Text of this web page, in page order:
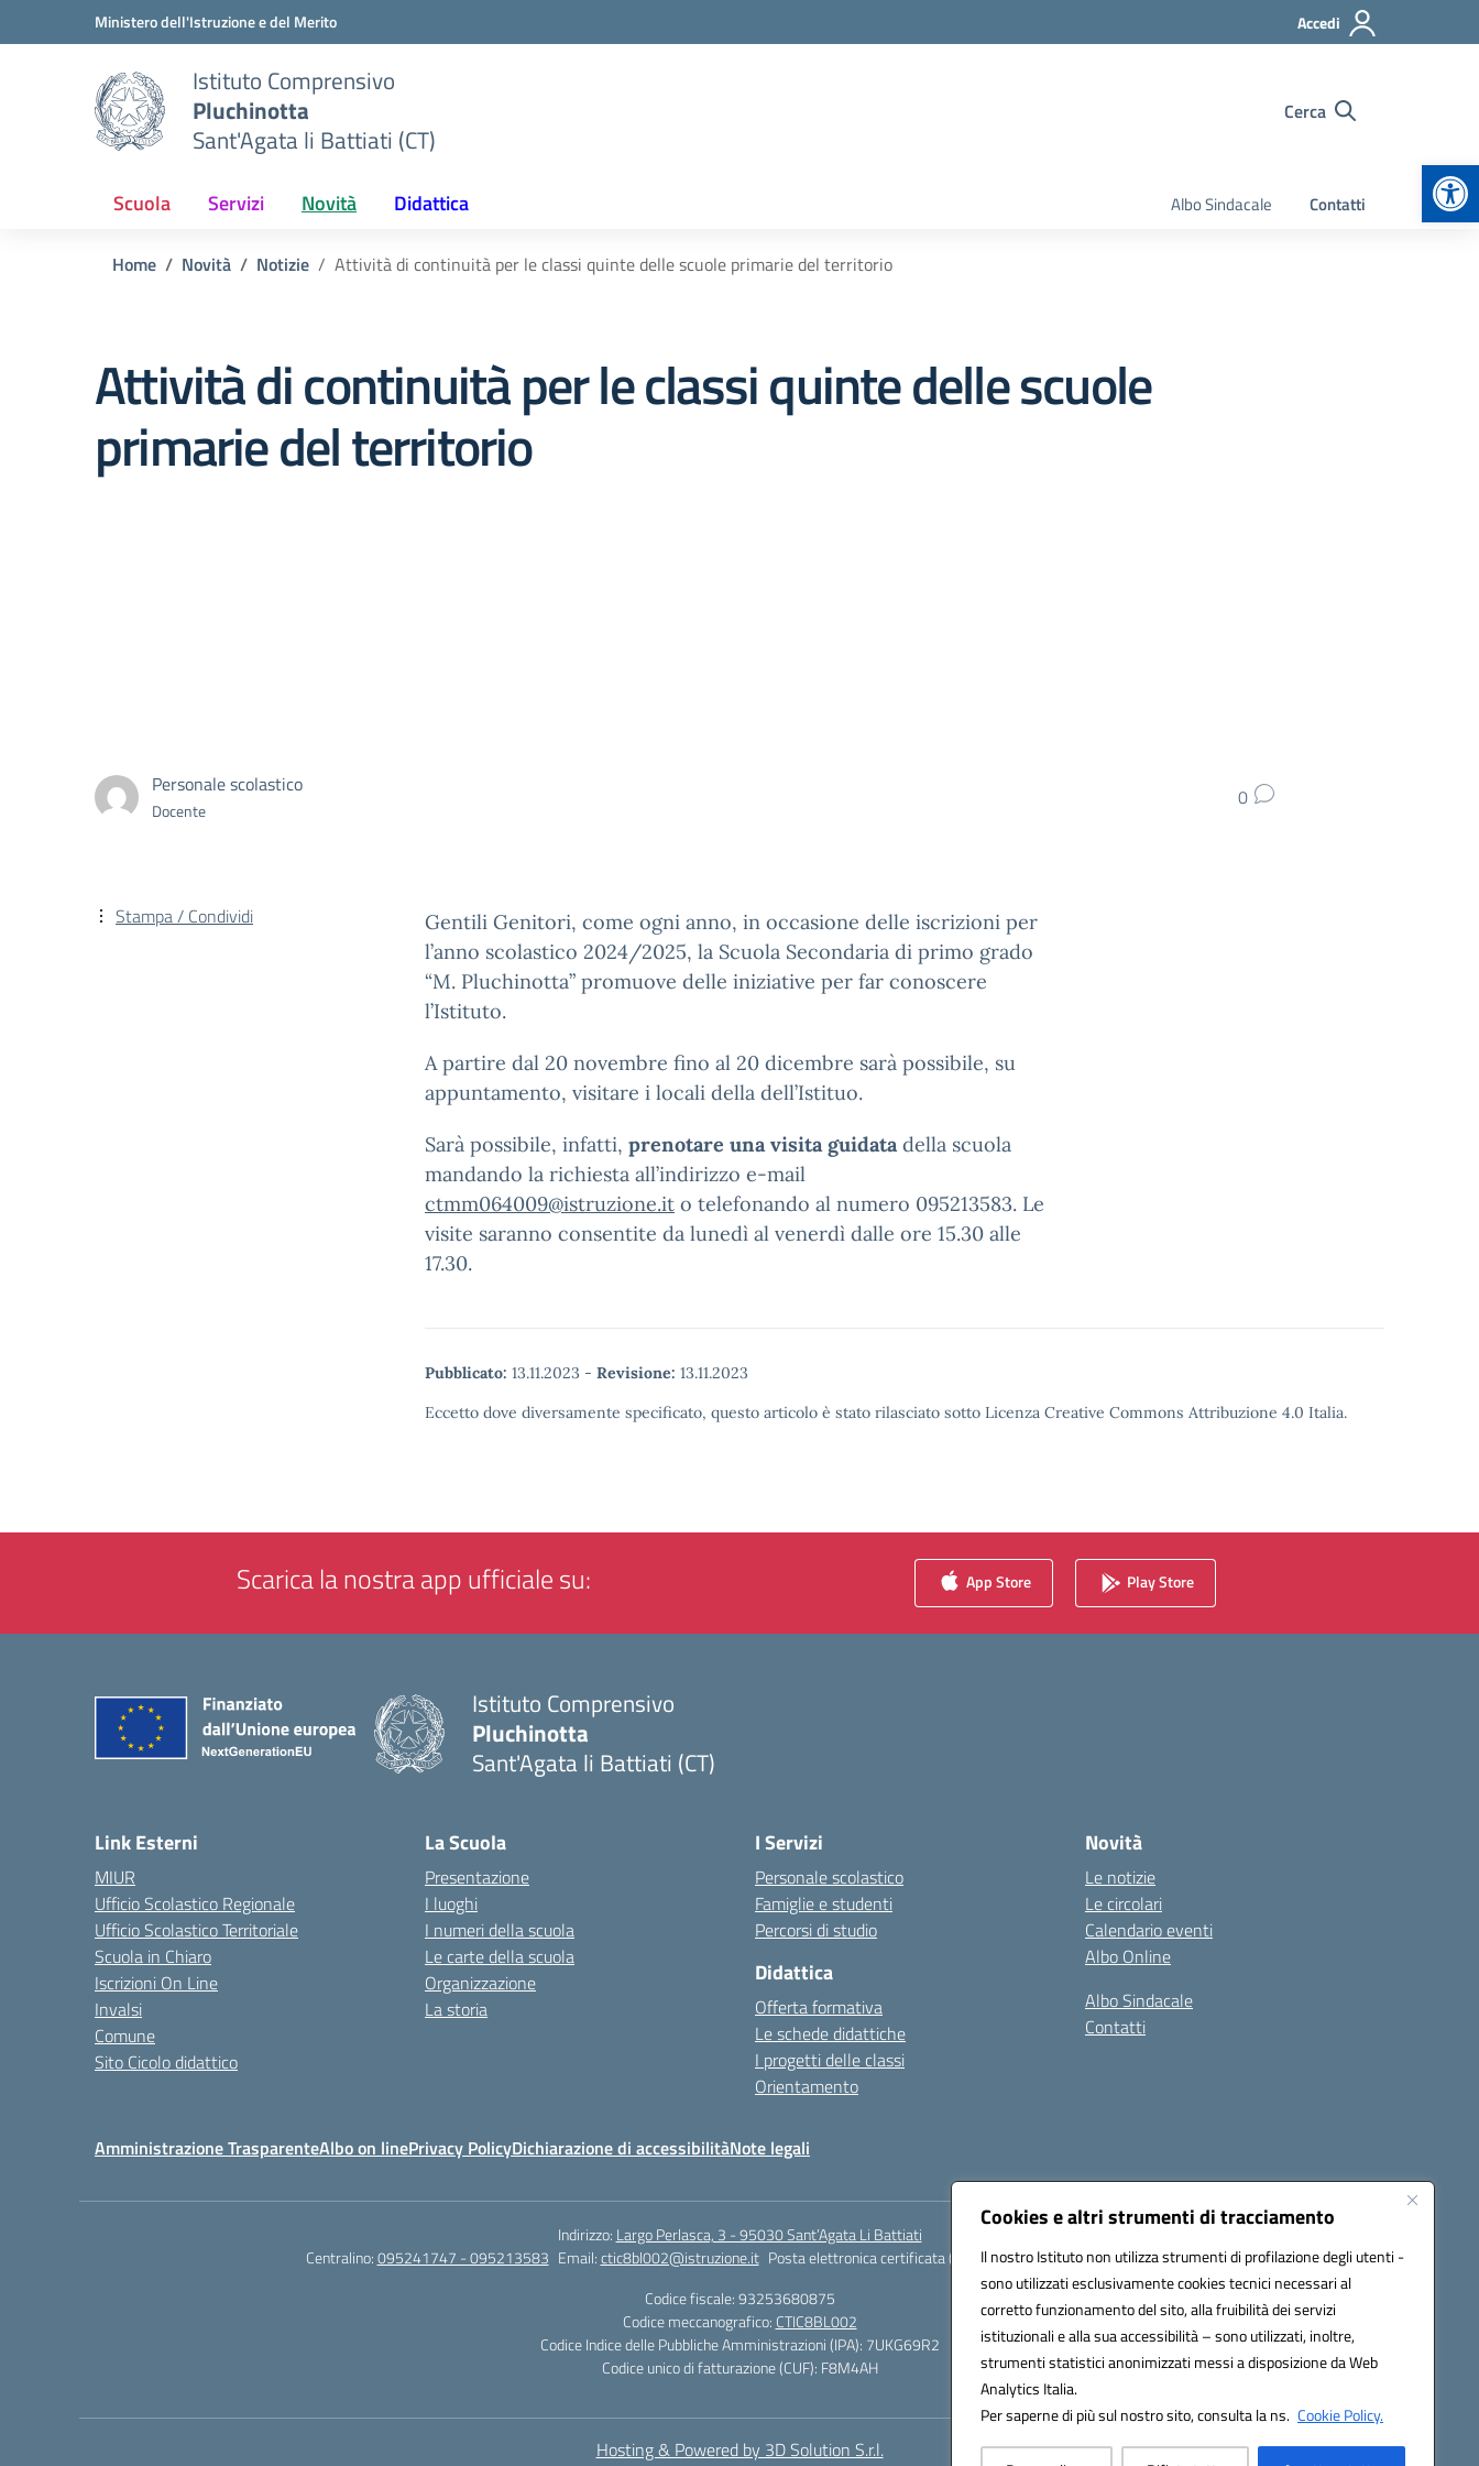
Cookies e altri strumenti di tracciamento
Il nostro Istituto non utilizza strumenti di profilazione degli utenti -
sono utilizzati esclusivamente cookies tecnici necessari al
corretto funzionamento del sito, alla fruibilità dei servizi
istituzionali e alla sua accessibilità – sono utilizzati, inoltre,
strumenti statistici anonimizzati messi a disposizione da Web
Analytics Italia.
Per saperne di più sul nostro sito, consulta la ns. Cookie Policy.
Vai ai contenuti
Vai al menu di navigazioneMinistero dell'Istruzione e del Merito Accedi
Istituto Comprensivo
Pluchinotta
Sant'Agata li Battiati (CT)
Cerca
Scuola Servizi Novità Didattica Albo Sindacale Contatti
Home Novità Notizie Attività di continuità per le classi quinte delle scuole primarie del territorio
Attività di continuità per le classi quinte delle scuole
primarie del territorio
Personale scolastico
Docente 0
Gentili Genitori, come ogni anno, in occasione delle iscrizioni per
l’anno scolastico 2024/2025, la Scuola Secondaria di primo grado
“M. Pluchinotta” promuove delle iniziative per far conoscere
l’Istituto.
A partire dal 20 novembre fino al 20 dicembre sarà possibile, su
appuntamento, visitare i locali della dell’Istituo.
Sarà possibile, infatti, prenotare una visita guidatadella scuola
mandando la richiesta all’indirizzo e-mail
ctmm064009@istruzione.it o telefonando al numero 095213583. Le
visite saranno consentite da lunedì al venerdì dalle ore 15.30 alle
17.30.
Pubblicato: 13.11.2023 - Revisione: 13.11.2023
Eccetto dove diversamente specificato, questo articolo è stato rilasciato sotto Licenza Creative Commons Attribuzione 4.0 Italia.
Stampa / Condividi
Scarica la nostra app ufficiale su: App Store Play Store
Istituto Comprensivo
Pluchinotta
Sant'Agata li Battiati (CT)
Link Esterni
MIUR
Ufficio Scolastico Regionale
Ufficio Scolastico Territoriale
Scuola in Chiaro
Iscrizioni On Line
Invalsi
Comune
Sito Cicolo didattico
La Scuola
Presentazione
I luoghi
I numeri della scuola
Le carte della scuola
Organizzazione
La storia
I Servizi
Personale scolastico
Famiglie e studenti
Percorsi di studio
Didattica
Offerta formativa
Le schede didattiche
I progetti delle classi
Orientamento
Novità
Le notizie
Le circolari
Calendario eventi
Albo Online
Albo Sindacale
Contatti
Amministrazione TrasparenteAlbo on linePrivacy PolicyDichiarazione di accessibilitàNote legali
Indirizzo: Largo Perlasca, 3 - 95030 Sant’Agata Li Battiati
Centralino:095241747 - 095213583 Email:ctic8bl002@istruzione.it Posta elettronica certificata (PEC):ctic8bl002@pec.istruzione.it
Codice fiscale: 93253680875
Codice meccanografico: CTIC8BL002
Codice Indice delle Pubbliche Amministrazioni (IPA): 7UKG69R2
Codice unico di fatturazione (CUF): F8M4AH
Hosting & Powered by 3D Solution S.r.l.